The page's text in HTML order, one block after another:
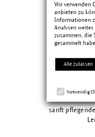
Wir verwenden
anbieten zu
Informationen
Analysen
zusammen, die
gesammelt
Alle zulassen
Notwendig
sanft